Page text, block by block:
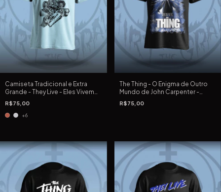
Camiseta Tradicional e Extra
Grande - They Live - Eles Vivem
de John Carpenter de 1988
R$75,00
+6
The Thing - O Enigma de Outro
Mundo de John Carpenter -
Camiseta Preta Tradicional e
Extra Grande
R$75,00